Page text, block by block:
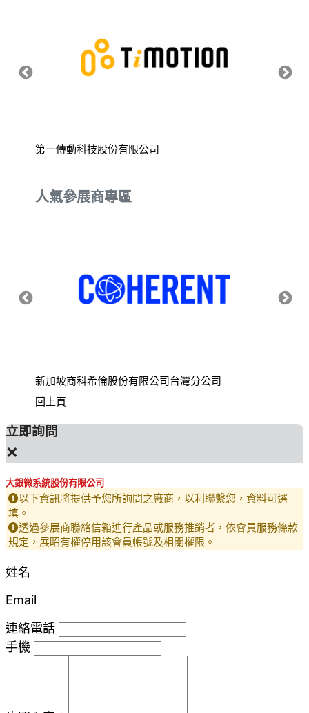
第一傳動科技股份有限公司
人氣參展商專區
新加坡商科希倫股份有限公司台灣分公司
回上頁
立即詢問
×
大銀微系統股份有限公司
以下資訊將提供予您所詢問之廠商，以利聯繫您，資料可選
填。
透過參展商聯絡信箱進行產品或服務推銷者，依會員服務條款
規定，展昭有權停用該會員帳號及相關權限。
姓名
Email
連絡電話
手機